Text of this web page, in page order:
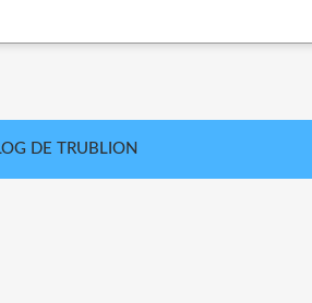
DE TRUBLION